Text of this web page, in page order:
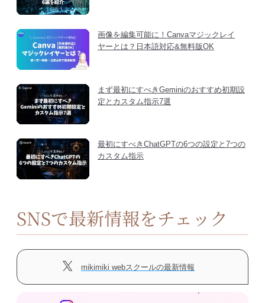
画像を編集可能に！Canvaマジックレイ
ヤーとは？日本語対応&無料版OK
まず最初にすべきGeminiのおすすめ初期設
定とカスタム指示7選
最初にすべきChatGPTの6つの設定と7つの
カスタム指示
SNSで最新情報をチェック
mikimiki webスクールの最新情報